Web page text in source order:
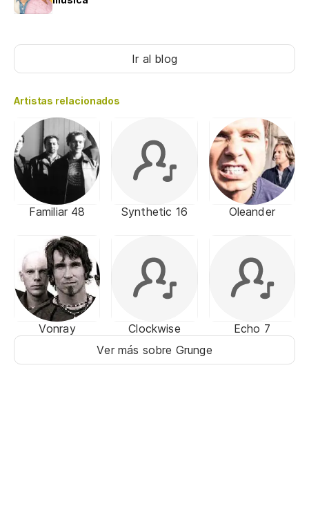
Ir al blog
Artistas relacionados
Familiar 48 Synthetic 16 Oleander
Vonray Clockwise
Echo 7
Ver más sobre Grunge